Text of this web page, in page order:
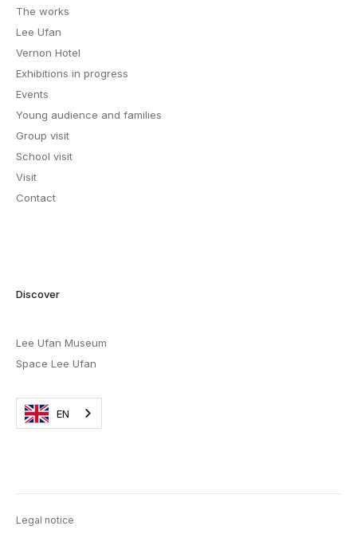
The works
Lee Ufan
Vernon Hotel
Exhibitions in progress
Events
Young audience and families
Group visit
School visit
Visit
Contact
Discover
Lee Ufan Museum
Space Lee Ufan
EN
Legal notice